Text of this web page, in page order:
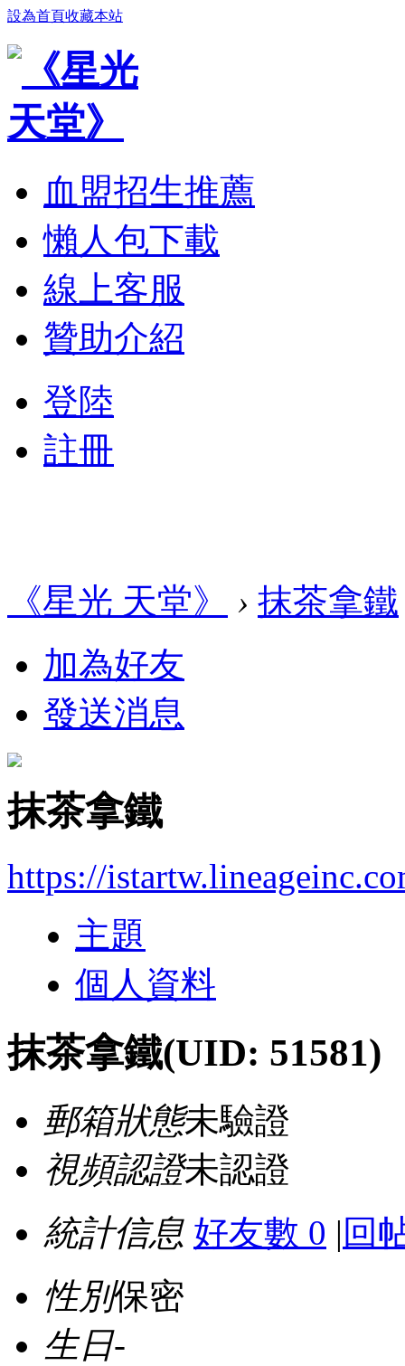
設為首頁收藏本站
血盟招生推薦
懶人包下載
線上客服
贊助介紹
登陸
註冊
《星光 天堂》 › 抹茶拿鐵
加為好友
發送消息
抹茶拿鐵
https://
主題
個人資料
抹茶拿鐵(UID: 51581)
郵箱狀態未驗證
視頻認證未認證
統計信息 好友數 0 | 回
性別保密
生日-